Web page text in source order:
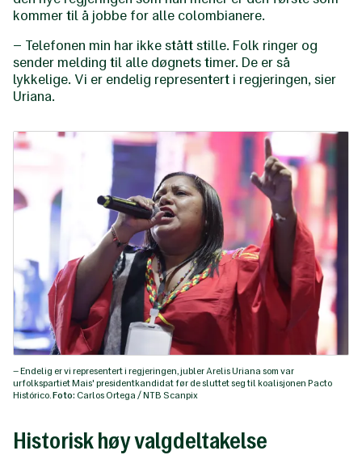
kommer til å jobbe for alle colombianere.
– Telefonen min har ikke stått stille. Folk ringer og
sender melding til alle døgnets timer. De er så
lykkelige. Vi er endelig representert i regjeringen, sier
Uriana.
– Endelig er vi representert i regjeringen, jubler Arelis Uriana som var
urfolkspartiet Mais' presidentkandidat før de sluttet seg til koalisjonen Pacto
Histórico. Foto: Carlos Ortega / NTB Scanpix
Historisk høy valgdeltakelse